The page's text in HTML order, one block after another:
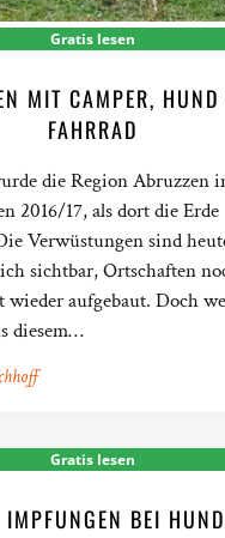
Gratis lesen
MIT CAMPER, HUND
FAHRRAD
die Region Abruzzen
2016/17, als dort die Erde
Verwüstungen sind
sichtbar, Ortschaften
wieder aufgebaut. Doch
diesem…
Gratis lesen
IMPFUNGEN BEI